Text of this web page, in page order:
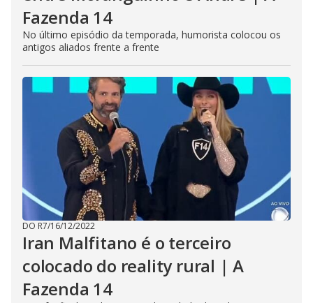
Fazenda 14
No último episódio da temporada, humorista colocou os
antigos aliados frente a frente
DO R7/16/12/2022
Iran Malfitano é o terceiro
colocado do reality rural | A
Fazenda 14